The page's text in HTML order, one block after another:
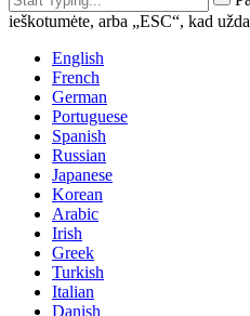
ieškotumėte, arba „ESC“, kad
English
French
German
Portuguese
Spanish
Russian
Japanese
Korean
Arabic
Irish
Greek
Turkish
Italian
Danish